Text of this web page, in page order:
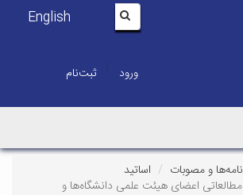
English
ورود | ثبت‌نام
و مصوبات
اساتید
اعضای هیئت علمی دانشگاه‌ها و